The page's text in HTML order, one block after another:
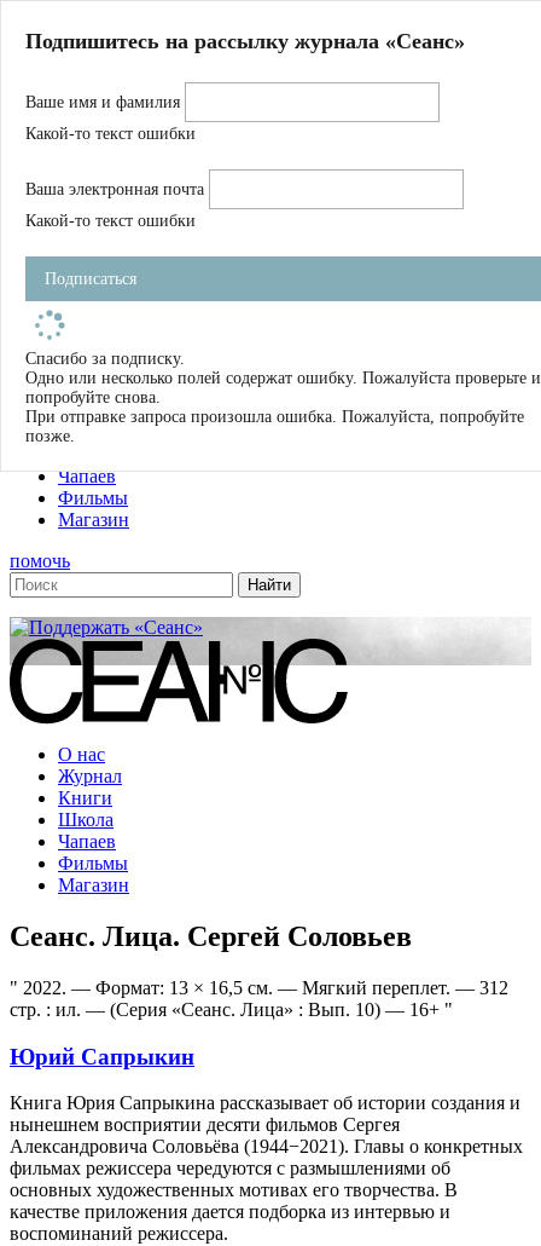
Магазин
Журнал
Школа
Устав
Фильмы
Имена
Тэги
О нас
Журнал
Книги
Чапаев
Фильмы
Магазин
помочь
О нас
Журнал
Книги
Школа
Чапаев
Фильмы
Магазин
Сеанс. Лица. Сергей Соловьев
2022. — Формат: 13 × 16,5 см. — Мягкий переплет. — 312
стр. : ил. — (Серия «Сеанс. Лица» : Вып. 10) — 16+
Юрий Сапрыкин
Книга Юрия Сапрыкина рассказывает об истории создания и
нынешнем восприятии десяти фильмов Сергея
Александровича Соловьёва (1944−2021). Главы о конкретных
фильмах режиссера чередуются с размышлениями об
основных художественных мотивах его творчества. В
качестве приложения дается подборка из интервью и
воспоминаний режиссера.
Подпишитесь на рассылку журнала «Сеанс»
Ваше имя и фамилия
Какой-то текст ошибки
Ваша электронная почта
Какой-то текст ошибки
Подписаться
Спасибо за подписку.
Одно или несколько полей содержат ошибку. Пожалуйста проверьте и
попробуйте снова.
При отправке запроса произошла ошибка. Пожалуйста, попробуйте
позже.